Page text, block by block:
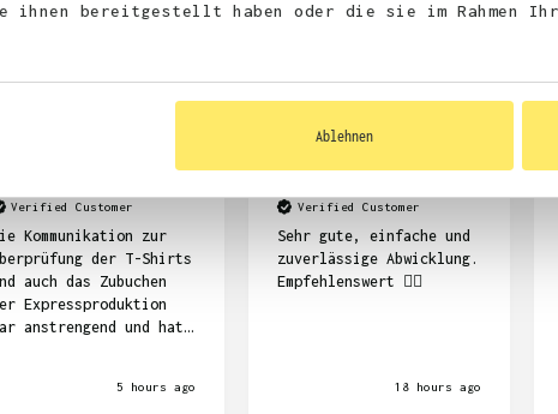
ihnen bereitgestellt haben oder die sie im Rahmen
Ablehnen
Verified Customer
Kommunikation zur
der T-Shirts
auch das Zubuchen
Expressproduktion
anstrengend und hat
die T-Shirts schön5 hours ago
Verified Customer
Sehr gute, einfache und
zuverlässige Abwicklung.
Empfehlenswert ☝🏽
18 hours ago